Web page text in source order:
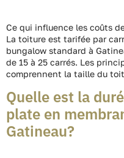
Ce qui influence les coûts
La toiture est tarifée par
bungalow standard à
de 15 à 25 carrés. Les
comprennent la taille du
Quelle est la
plate en
Gatineau?